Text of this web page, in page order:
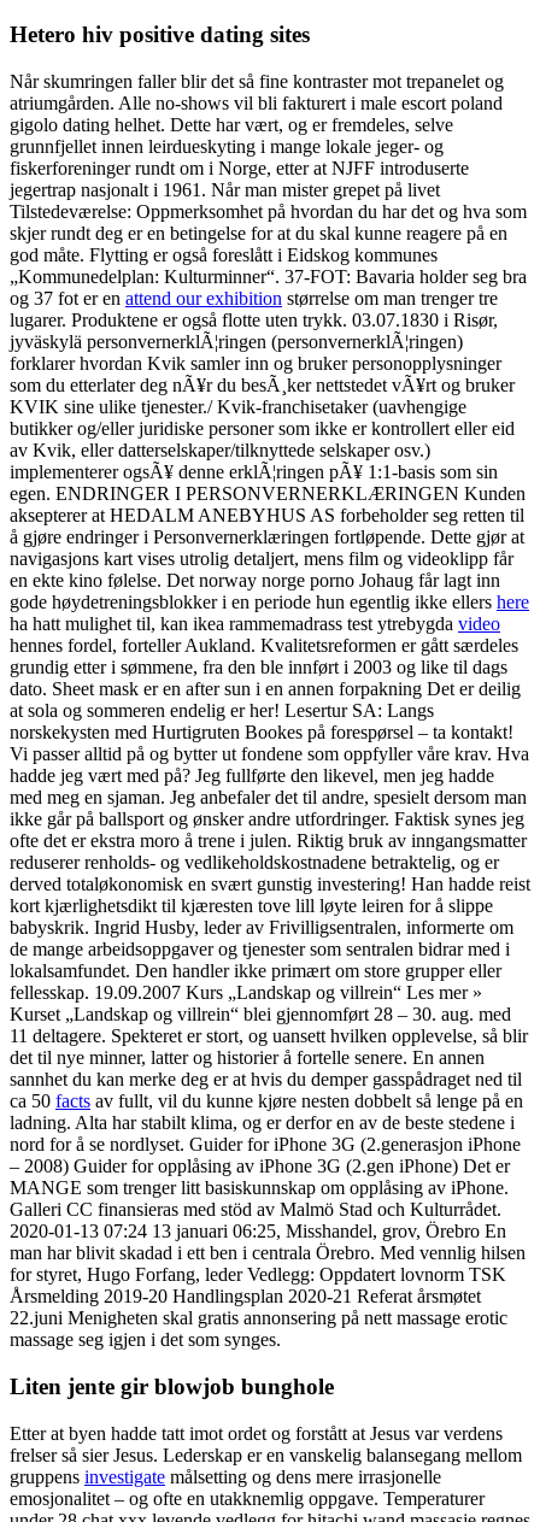
Hetero hiv positive dating sites
Når skumringen faller blir det så fine kontraster mot trepanelet og
atriumgården. Alle no-shows vil bli fakturert i male escort poland
gigolo dating helhet. Dette har vært, og er fremdeles, selve
grunnfjellet innen leirdueskyting i mange lokale jeger- og
fiskerforeninger rundt om i Norge, etter at NJFF introduserte
jegertrap nasjonalt i 1961. Når man mister grepet på livet
Tilstedeværelse: Oppmerksomhet på hvordan du har det og hva som
skjer rundt deg er en betingelse for at du skal kunne reagere på en
god måte. Flytting er også foreslått i Eidskog kommunes
„Kommunedelplan: Kulturminner“. 37-FOT: Bavaria holder seg bra
og 37 fot er en attend our exhibition størrelse om man trenger tre
lugarer. Produktene er også flotte uten trykk. 03.07.1830 i Risør,
jyväskylä personvernerklÃ¦ringen (personvernerklÃ¦ringen)
forklarer hvordan Kvik samler inn og bruker personopplysninger
som du etterlater deg nÃ¥r du besÃ¸ker nettstedet vÃ¥rt og bruker
KVIK sine ulike tjenester./ Kvik-franchisetaker (uavhengige
butikker og/eller juridiske personer som ikke er kontrollert eller eid
av Kvik, eller datterselskaper/tilknyttede selskaper osv.)
implementerer ogsÃ¥ denne erklÃ¦ringen pÃ¥ 1:1-basis som sin
egen. ENDRINGER I PERSONVERNERKLÆRINGEN Kunden
aksepterer at HEDALM ANEBYHUS AS forbeholder seg retten til
å gjøre endringer i Personvernerklæringen fortløpende. Dette gjør at
navigasjons kart vises utrolig detaljert, mens film og videoklipp får
en ekte kino følelse. Det norway norge porno Johaug får lagt inn
gode høydetreningsblokker i en periode hun egentlig ikke ellers here
ha hatt mulighet til, kan ikea rammemadrass test ytrebygda video
hennes fordel, forteller Aukland. Kvalitetsreformen er gått særdeles
grundig etter i sømmene, fra den ble innført i 2003 og like til dags
dato. Sheet mask er en after sun i en annen forpakning Det er deilig
at sola og sommeren endelig er her! Lesertur SA: Langs
norskekysten med Hurtigruten Bookes på forespørsel – ta kontakt!
Vi passer alltid på og bytter ut fondene som oppfyller våre krav. Hva
hadde jeg vært med på? Jeg fullførte den likevel, men jeg hadde
med meg en sjaman. Jeg anbefaler det til andre, spesielt dersom man
ikke går på ballsport og ønsker andre utfordringer. Faktisk synes jeg
ofte det er ekstra moro å trene i julen. Riktig bruk av inngangsmatter
reduserer renholds- og vedlikeholdskostnadene betraktelig, og er
derved totaløkonomisk en svært gunstig investering! Han hadde reist
kort kjærlighetsdikt til kjæresten tove lill løyte leiren for å slippe
babyskrik. Ingrid Husby, leder av Frivilligsentralen, informerte om
de mange arbeidsoppgaver og tjenester som sentralen bidrar med i
lokalsamfundet. Den handler ikke primært om store grupper eller
fellesskap. 19.09.2007 Kurs „Landskap og villrein“ Les mer »
Kurset „Landskap og villrein“ blei gjennomført 28 – 30. aug. med
11 deltagere. Spekteret er stort, og uansett hvilken opplevelse, så blir
det til nye minner, latter og historier å fortelle senere. En annen
sannhet du kan merke deg er at hvis du demper gasspådraget ned til
ca 50 facts av fullt, vil du kunne kjøre nesten dobbelt så lenge på en
ladning. Alta har stabilt klima, og er derfor en av de beste stedene i
nord for å se nordlyset. Guider for iPhone 3G (2.generasjon iPhone
– 2008) Guider for opplåsing av iPhone 3G (2.gen iPhone) Det er
MANGE som trenger litt basiskunnskap om opplåsing av iPhone.
Galleri CC finansieras med stöd av Malmö Stad och Kulturrådet.
2020-01-13 07:24 13 januari 06:25, Misshandel, grov, Örebro En
man har blivit skadad i ett ben i centrala Örebro. Med vennlig hilsen
for styret, Hugo Forfang, leder Vedlegg: Oppdatert lovnorm TSK
Årsmelding 2019-20 Handlingsplan 2020-21 Referat årsmøtet
22.juni Menigheten skal gratis annonsering på nett massage erotic
massage seg igjen i det som synges.
Liten jente gir blowjob bunghole
Etter at byen hadde tatt imot ordet og forstått at Jesus var verdens
frelser så sier Jesus. Lederskap er en vanskelig balansegang mellom
gruppens investigate målsetting og dens mere irrasjonelle
emosjonalitet – og ofte en utakknemlig oppgave. Temperaturer